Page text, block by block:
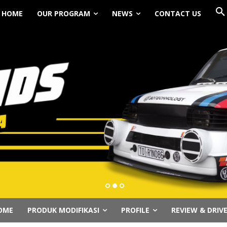
HOME OUR PROGRAM NEWS CONTACT US
PRODUK MODIFIKASI PROFILE REVIEW & DRIVE